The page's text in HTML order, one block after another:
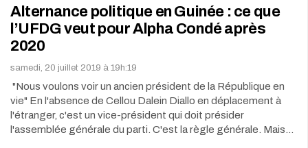
Alternance politique en Guinée : ce que
l’UFDG veut pour Alpha Condé après
2020
samedi, 20 juillet 2019 à 19h:19
"Nous voulons voir un ancien président de la République en
vie" En l'absence de Cellou Dalein Diallo en déplacement à
l'étranger, c'est un vice-président qui doit présider
l'assemblée générale du parti. C'est la règle générale. Mais…